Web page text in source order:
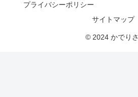
プライバシーポリシー
サイトマップ
© 2024 かでりさ.